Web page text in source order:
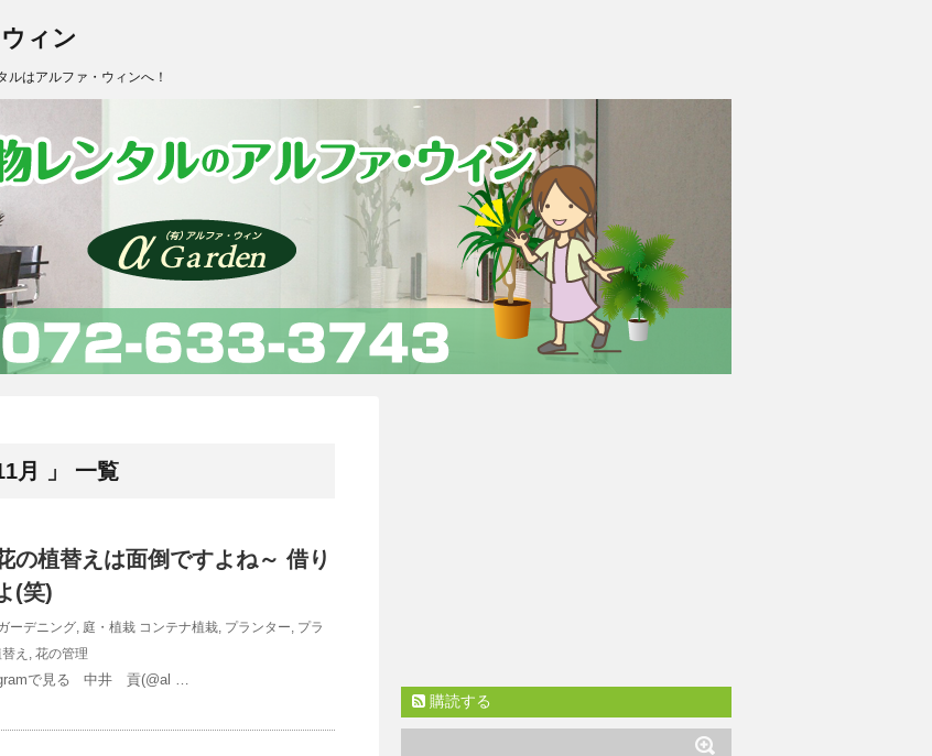
ィン
はアルファ・ウィンへ！
月 」 一覧
の植替えは面倒ですよね～ 借り
(笑)
ーデニング, 庭・植栽 コンテナ植栽, プランター, プラ
え , 花の管理
で見る 中井 貢(@al …
購読する